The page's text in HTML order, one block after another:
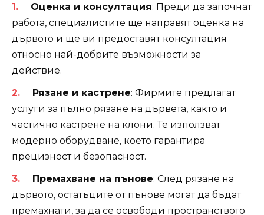
Оценка и консултация: Преди да започнат
работа, специалистите ще направят оценка на
дървото и ще ви предоставят консултация
относно най-добрите възможности за
действие.
Рязане и кастрене: Фирмите предлагат
услуги за пълно рязане на дървета, както и
частично кастрене на клони. Те използват
модерно оборудване, което гарантира
прецизност и безопасност.
Премахване на пънове: След рязане на
дървото, остатъците от пънове могат да бъдат
премахнати, за да се освободи пространството